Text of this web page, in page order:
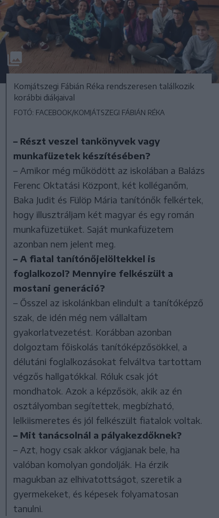
Komjátszegi Fábián Réka rendszeresen találkozik
korábbi diákjaival
FOTÓ: FACEBOOK/KOMJÁTSZEGI FÁBIÁN RÉKA
– Részt veszel tankönyvek vagy
munkafüzetek készítésében?
– Amikor még működött az iskolában a Balázs
Ferenc Oktatási Központ, két kolléganőm,
Baka Judit és Fülöp Mária tanítónők felkértek,
hogy illusztráljam két magyar és egy román
munkafüzetüket. Saját munkafüzetem
azonban nem jelent meg.
– A fiatal tanítónőjelöltekkel is
foglalkozol? Mennyire felkészült a
mostani generáció?
– Ősszel az iskolánkban elindult a tanítóképző
szak, de idén még nem vállaltam
gyakorlatvezetést. Korábban azonban
dolgoztam főiskolás tanítóképzősökkel, a
délutáni foglalkozásokat felváltva tartottam
végzős hallgatókkal. Róluk csak jót
mondhatok. Azok a képzősök, akik az én
osztályomban segítettek, megbízható,
lelkiismeretes és jól felkészült fiatalok voltak.
– Mit tanácsolnál a pályakezdőknek?
– Azt, hogy csak akkor vágjanak bele, ha
valóban komolyan gondolják. Ha érzik
magukban az elhivatottságot, szeretik a
gyermekeket, és képesek folyamatosan
tanulni.